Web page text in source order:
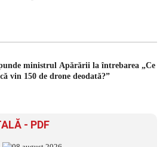
ministrul Apărării la întrebarea „Ce
vin 150 de drone deodată?”
- PDF